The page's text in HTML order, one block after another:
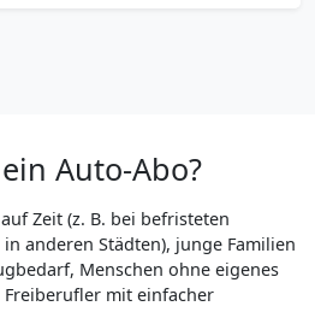
Auto-Abo?
Zeit (z. B. bei befristeten
anderen Städten), junge Familien
Menschen ohne eigenes
mit einfacher